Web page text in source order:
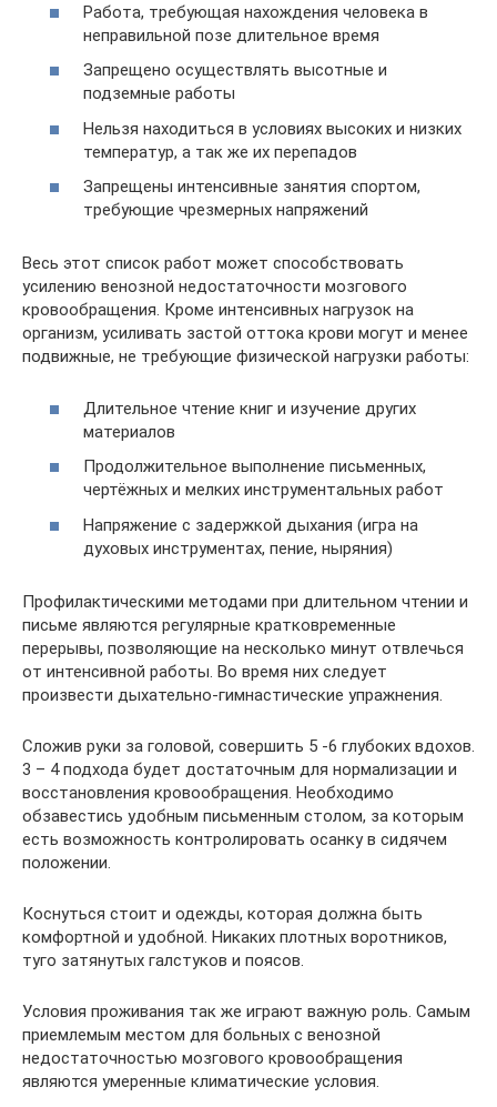
Работа, требующая нахождения человека в
неправильной позе длительное время
Запрещено осуществлять высотные и
подземные работы
Нельзя находиться в условиях высоких и низких
температур, а так же их перепадов
Запрещены интенсивные занятия спортом,
требующие чрезмерных напряжений
Весь этот список работ может способствовать
усилению венозной недостаточности мозгового
кровообращения. Кроме интенсивных нагрузок на
организм, усиливать застой оттока крови могут и менее
подвижные, не требующие физической нагрузки работы:
Длительное чтение книг и изучение других
материалов
Продолжительное выполнение письменных,
чертёжных и мелких инструментальных работ
Напряжение с задержкой дыхания (игра на
духовых инструментах, пение, ныряния)
Профилактическими методами при длительном чтении и
письме являются регулярные кратковременные
перерывы, позволяющие на несколько минут отвлечься
от интенсивной работы. Во время них следует
произвести дыхательно-гимнастические упражнения.
Сложив руки за головой, совершить 5 -6 глубоких вдохов.
3 – 4 подхода будет достаточным для нормализации и
восстановления кровообращения. Необходимо
обзавестись удобным письменным столом, за которым
есть возможность контролировать осанку в сидячем
положении.
Коснуться стоит и одежды, которая должна быть
комфортной и удобной. Никаких плотных воротников,
туго затянутых галстуков и поясов.
Условия проживания так же играют важную роль. Самым
приемлемым местом для больных с венозной
недостаточностью мозгового кровообращения
являются умеренные климатические условия.